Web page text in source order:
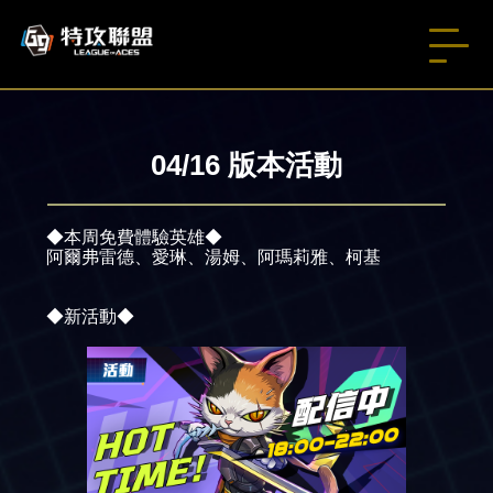
04/16 版本活動
◆本周免費體驗英雄◆
阿爾弗雷德、愛琳、湯姆、阿瑪莉雅、柯基
◆新活動◆